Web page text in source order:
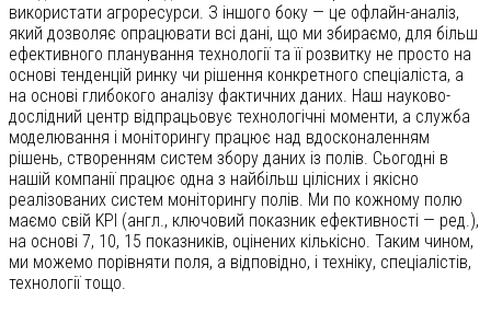
використати агроресурси. З іншого боку — це офлайн-аналіз,
який дозволяє опрацювати всі дані, що ми збираємо, для більш
ефективного планування технології та її розвитку не просто на
основі тенденцій ринку чи рішення конкретного спеціаліста, а
на основі глибокого аналізу фактичних даних. Наш науково-
дослідний центр відпрацьовує технологічні моменти, а служба
моделювання і моніторингу працює над вдосконаленням
рішень, створенням систем збору даних із полів. Сьогодні в
нашій компанії працює одна з найбільш цілісних і якісно
реалізованих систем моніторингу полів. Ми по кожному полю
маємо свій KPI (англ., ключовий показник ефективності — ред.),
на основі 7, 10, 15 показників, оцінених кількісно. Таким чином,
ми можемо порівняти поля, а відповідно, і техніку, спеціалістів,
технології тощо.